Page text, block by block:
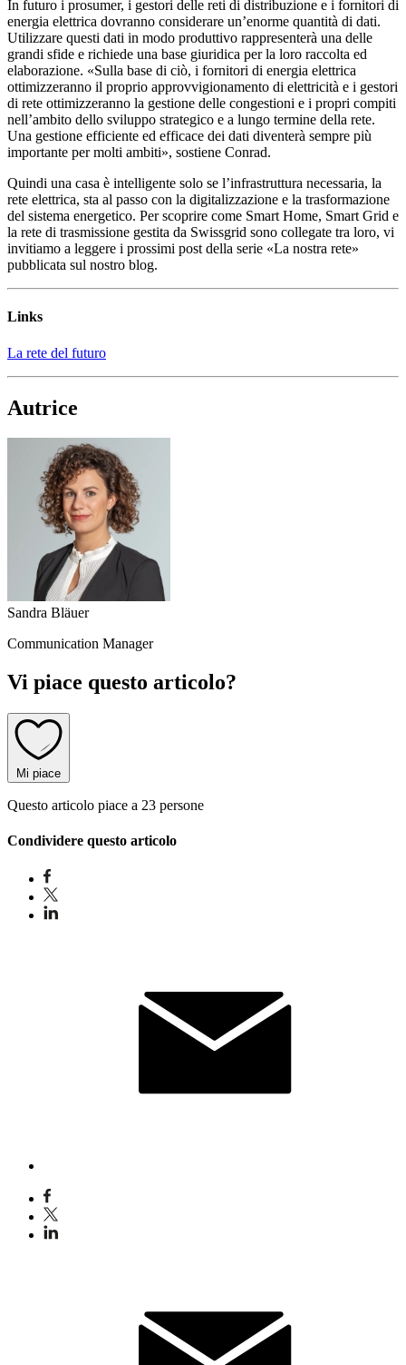
In futuro i prosumer, i gestori delle reti di distribuzione e i fornitori di
energia elettrica dovranno considerare un’enorme quantità di dati.
Utilizzare questi dati in modo produttivo rappresenterà una delle
grandi sfide e richiede una base giuridica per la loro raccolta ed
elaborazione. «Sulla base di ciò, i fornitori di energia elettrica
ottimizzeranno il proprio approvvigionamento di elettricità e i gestori
di rete ottimizzeranno la gestione delle congestioni e i propri compiti
nell’ambito dello sviluppo strategico e a lungo termine della rete.
Una gestione efficiente ed efficace dei dati diventerà sempre più
importante per molti ambiti», sostiene Conrad.
Quindi una casa è intelligente solo se l’infrastruttura necessaria, la
rete elettrica, sta al passo con la digitalizzazione e la trasformazione
del sistema energetico. Per scoprire come Smart Home, Smart Grid e
la rete di trasmissione gestita da Swissgrid sono collegate tra loro, vi
invitiamo a leggere i prossimi post della serie «La nostra rete»
pubblicata sul nostro blog.
Links
La rete del futuro
Autrice
Sandra Bläuer
Communication Manager
Vi piace questo articolo?
Mi piace
Questo articolo piace a 23 persone
Condividere questo articolo